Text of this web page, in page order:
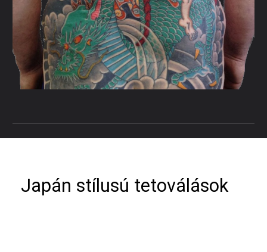
Japán stílusú tetoválások